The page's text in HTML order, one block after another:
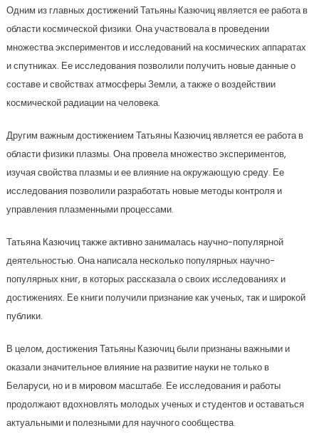
Одним из главных достижений Татьяны Казючиц является ее работа в
области космической физики. Она участвовала в проведении
множества экспериментов и исследований на космических аппаратах
и спутниках. Ее исследования позволили получить новые данные о
составе и свойствах атмосферы Земли, а также о воздействии
космической радиации на человека.
Другим важным достижением Татьяны Казючиц является ее работа в
области физики плазмы. Она провела множество экспериментов,
изучая свойства плазмы и ее влияние на окружающую среду. Ее
исследования позволили разработать новые методы контроля и
управления плазменными процессами.
Татьяна Казючиц также активно занималась научно-популярной
деятельностью. Она написала несколько популярных научно-
популярных книг, в которых рассказала о своих исследованиях и
достижениях. Ее книги получили признание как ученых, так и широкой
публики.
В целом, достижения Татьяны Казючиц были признаны важными и
оказали значительное влияние на развитие науки не только в
Беларуси, но и в мировом масштабе. Ее исследования и работы
продолжают вдохновлять молодых ученых и студентов и оставаться
актуальными и полезными для научного сообщества.